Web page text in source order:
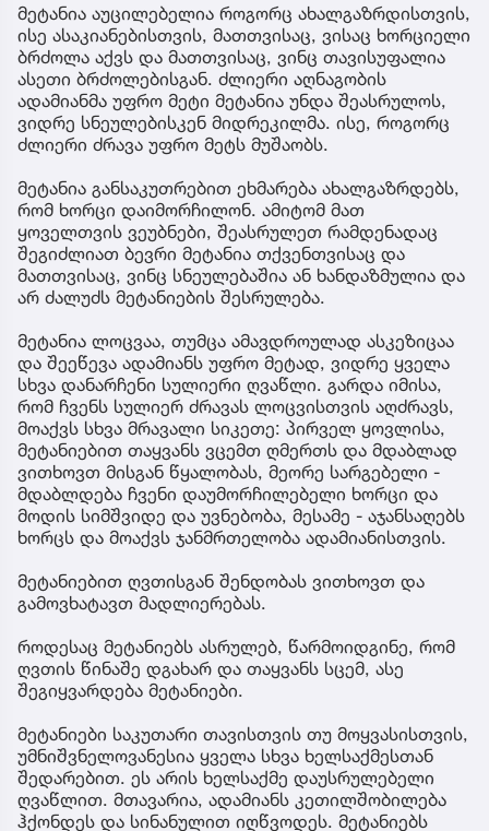
მეტანია აუცილებელია როგორც ახალგაზრდისთვის,
ისე ასაკიანებისთვის, მათთვისაც, ვისაც ხორციელი
ბრძოლა აქვს და მათთვისაც, ვინც თავისუფალია
ასეთი ბრძოლებისგან. ძლიერი აღნაგობის
ადამიანმა უფრო მეტი მეტანია უნდა შეასრულოს,
ვიდრე სნეულებისკენ მიდრეკილმა. ისე, როგორც
ძლიერი ძრავა უფრო მეტს მუშაობს.
მეტანია განსაკუთრებით ეხმარება ახალგაზრდებს,
რომ ხორცი დაიმორჩილონ. ამიტომ მათ
ყოველთვის ვეუბნები, შეასრულეთ რამდენადაც
შეგიძლიათ ბევრი მეტანია თქვენთვისაც და
მათთვისაც, ვინც სნეულებაშია ან ხანდაზმულია და
არ ძალუძს მეტანიების შესრულება.
მეტანია ლოცვაა, თუმცა ამავდროულად ასკეზიცაა
და შეეწევა ადამიანს უფრო მეტად, ვიდრე ყველა
სხვა დანარჩენი სულიერი ღვაწლი. გარდა იმისა,
რომ ჩვენს სულიერ ძრავას ლოცვისთვის აღძრავს,
მოაქვს სხვა მრავალი სიკეთე: პირველ ყოვლისა,
მეტანიებით თაყვანს ვცემთ ღმერთს და მდაბლად
ვითხოვთ მისგან წყალობას, მეორე სარგებელი -
მდაბლდება ჩვენი დაუმორჩილებელი ხორცი და
მოდის სიმშვიდე და უვნებობა, მესამე - აჯანსაღებს
ხორცს და მოაქვს ჯანმრთელობა ადამიანისთვის.
მეტანიებით ღვთისგან შენდობას ვითხოვთ და
გამოვხატავთ მადლიერებას.
როდესაც მეტანიებს ასრულებ, წარმოიდგინე, რომ
ღვთის წინაშე დგახარ და თაყვანს სცემ, ასე
შეგიყვარდება მეტანიები.
მეტანიები საკუთარი თავისთვის თუ მოყვასისთვის,
უმნიშვნელოვანესია ყველა სხვა ხელსაქმესთან
შედარებით. ეს არის ხელსაქმე დაუსრულებელი
ღვაწლით. მთავარია, ადამიანს კეთილშობილება
ჰქონდეს და სინანულით იღწვოდეს. მეტანიებს